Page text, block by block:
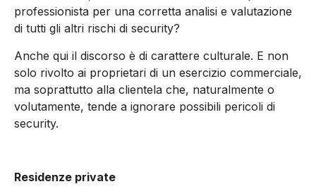
professionista per una corretta analisi e valutazione
di tutti gli altri rischi di security?
Anche qui il discorso è di carattere culturale. E non
solo rivolto ai proprietari di un esercizio commerciale,
ma soprattutto alla clientela che, naturalmente o
volutamente, tende a ignorare possibili pericoli di
security.
Residenze private